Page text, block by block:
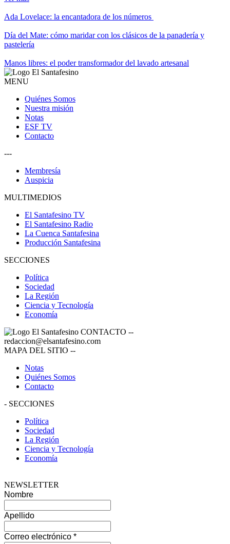
Ada Lovelace: la encantadora de los números
Día del Mate: cómo maridar con los clásicos de la panadería y
pastelería
Manos libres: el poder transformador del lavado artesanal
MENU
Quiénes Somos
Nuestra misión
Notas
ESF TV
Contacto
---
Membresía
Auspicia
MULTIMEDIOS
El Santafesino TV
El Santafesino Radio
La Cuenca Santafesina
Producción Santafesina
SECCIONES
Política
Sociedad
La Región
Ciencia y Tecnología
Economía
CONTACTO --
redaccion@elsantafesino.com
MAPA DEL SITIO --
Notas
Quiénes Somos
Contacto
- SECCIONES
Política
Sociedad
La Región
Ciencia y Tecnología
Economía
NEWSLETTER
Nombre
Apellido
Correo electrónico *